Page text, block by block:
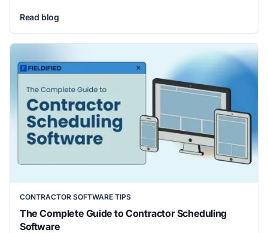
Read blog
CONTRACTOR SOFTWARE TIPS
The Complete Guide to Contractor Scheduling
Software